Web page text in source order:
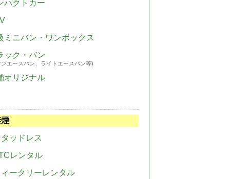
パクトカー
ミニバン・ワンボックス
ック・バン
エースバン、ライトエースバン等)
オリジナル
ッドレス
レンタル
ークリーレンタル